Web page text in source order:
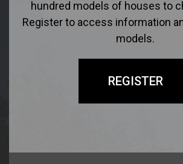
hundred models of houses to
Register to access information
models.
REGISTER